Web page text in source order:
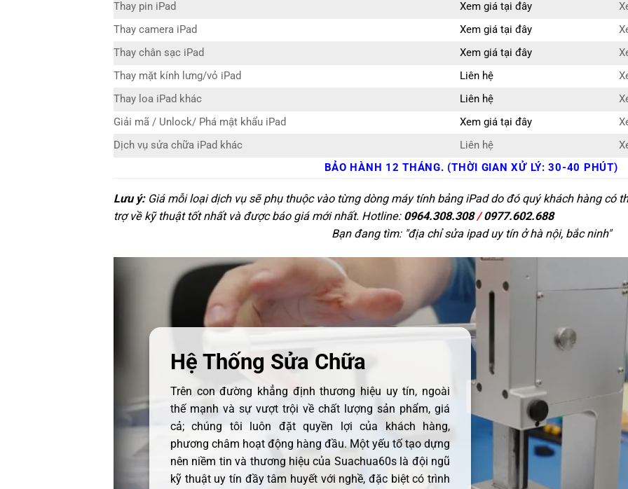
Thay pin iPad
Xem giá tại đây
Thay camera iPad
Xem giá tại đây
Thay chân sạc iPad
Xem giá tại đây
Thay mặt kính lưng/vỏ iPad
Liên hệ
Thay loa iPad khác
Liên hệ
Giải mã / Unlock/ Phá mật khẩu iPad
Xem giá tại đây
Dịch vụ sửa chữa iPad khác
Liên hệ
BẢO HÀNH 12 THÁNG. (THỜI GIAN XỬ LÝ: 30-40 PHÚT)
Lưu ý:Giá mỗi loại dịch vụ sẽ phụ thuộc vào từng dòng máy tính bảng iPad do đó quý khách hàng có
trợ về kỹ thuật tốt nhất và được báo giá mới nhất. Hotline: 0964.308.308/0977.602.688
Bạn đang tìm: "địa chỉ sửa ipad uy tín ở hà nội, bắc ninh"
Hệ Thống Sửa Chữa
Trên con đường khẳng định thương hiệu uy tín, ngoài
thế mạnh và sự vượt trội về chất lượng sản phẩm, giá
cả; chúng tôi luôn đặt quyền lợi của khách hàng,
phương châm hoạt động hàng đầu. Một yếu tố tạo dựng
nên niềm tin và thương hiệu của Suachua60s là đội ngũ
kỹ thuật uy tín đầy tâm huyết với nghề, đặc biệt có trình